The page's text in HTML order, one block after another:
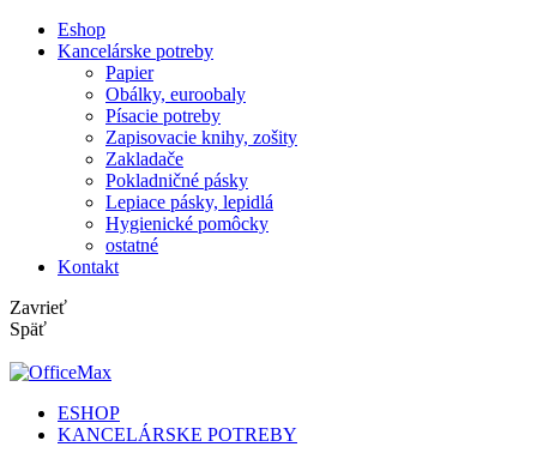
Eshop
Kancelárske potreby
Papier
Obálky, euroobaly
Písacie potreby
Zapisovacie knihy, zošity
Zakladače
Pokladničné pásky
Lepiace pásky, lepidlá
Hygienické pomôcky
ostatné
Kontakt
Zavrieť
Späť
ESHOP
KANCELÁRSKE POTREBY